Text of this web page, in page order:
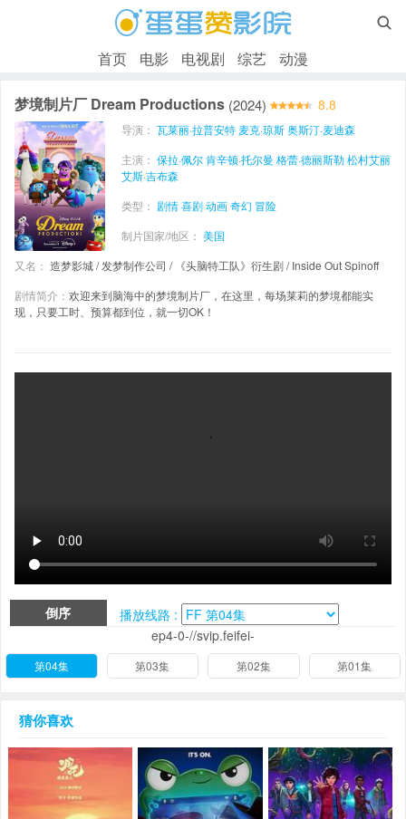

首页 电影 电视剧 综艺 动漫
梦境制片厂 Dream Productions (2024) 8.8
导演： 瓦莱丽·拉普安特 麦克·琼斯奥斯汀·麦迪森
主演： 保拉·佩尔肯辛顿·托尔曼 格蕾·德丽斯勒松村艾丽
艾斯·吉布森
类型： 剧情喜剧动画奇幻 冒险
制片国家/地区： 美国
又名： 造梦影城 / 发梦制作公司 / 《头脑特工队》衍生剧 / Inside Out Spinoff
剧情简介： 欢迎来到脑海中的梦境制片厂，在这里，每场莱莉的梦境都能实
现，只要工时、预算都到位，就一切OK！
倒序
播放线路 :
ep4-0-//svip.feifei-
第04集 第03集 第02集 第01集
猜你喜欢